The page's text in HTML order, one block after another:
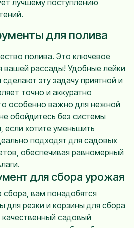
лучшему поступлению
для полива
полива. Это ключевое
вашей рассады! Удобные лейки
эту задачу приятной и
точно и аккуратно
особенно важно для нежной
обойдитесь без системы
если хотите уменьшить
подходят для садовых
обеспечивая равномерный
для сбора урожая
вам понадобятся
для резки и корзины для сбора
садовый